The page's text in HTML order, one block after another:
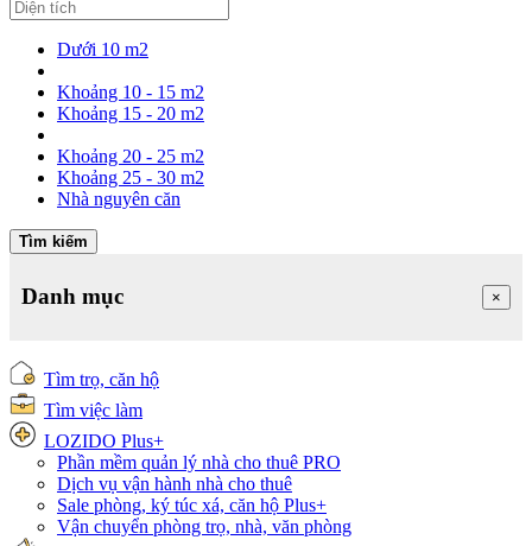
Dưới 10 m2
Khoảng 10 - 15 m2
Khoảng 15 - 20 m2
Khoảng 20 - 25 m2
Khoảng 25 - 30 m2
Nhà nguyên căn
Tìm kiếm
Danh mục ×
Tìm trọ, căn hộ
Tìm việc làm
LOZIDO Plus+
Phần mềm quản lý nhà cho thuê PRO
Dịch vụ vận hành nhà cho thuê
Sale phòng, ký túc xá, căn hộ Plus+
Vận chuyển phòng trọ, nhà, văn phòng